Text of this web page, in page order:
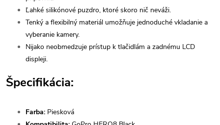
Ľahké silikónové puzdro, ktoré skoro nič neváži.
Tenký a flexibilný materiál umožňuje jednoduché vkladanie a
vyberanie kamery.
Nijako neobmedzuje prístup k tlačidlám a zadnému LCD
displeji.
Špecifikácia:
Farba: Piesková